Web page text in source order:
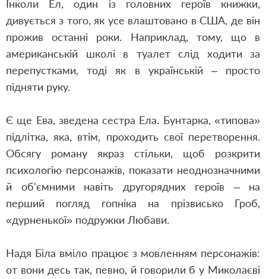
Інколи Ел, один із головних героїв книжки,
дивується з того, як усе влаштовано в США, де він
прожив останні роки. Наприклад, тому, що в
американській школі в туалет слід ходити за
перепустками, тоді як в українській – просто
підняти руку.
Є ще Ева, зведена сестра Ела. Бунтарка, «типова»
підлітка, яка, втім, проходить свої перетворення.
Обсягу роману якраз стільки, щоб розкрити
психологію персонажів, показати неоднозначними
й об'ємними навіть другорядних героїв – на
перший погляд гопніка на прізвисько Гроб,
«дурненької» подружки Любави.
Надя Біла вміло працює з мовленням персонажів:
от вони десь так, певно, й говорили б у Миколаєві